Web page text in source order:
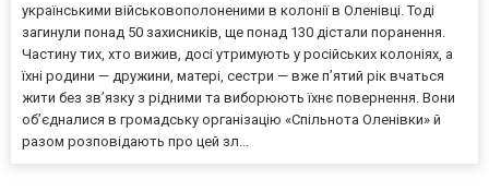
українськими військовополоненими в колонії в Оленівці. Тоді
загинули понад 50 захисників, ще понад 130 дістали поранення.
Частину тих, хто вижив, досі утримують у російських колоніях, а
їхні родини — дружини, матері, сестри — вже п’ятий рік вчаться
жити без зв’язку з рідними та виборюють їхнє повернення. Вони
об’єдналися в громадську організацію «Спільнота Оленівки» й
разом розповідають про цей зл...